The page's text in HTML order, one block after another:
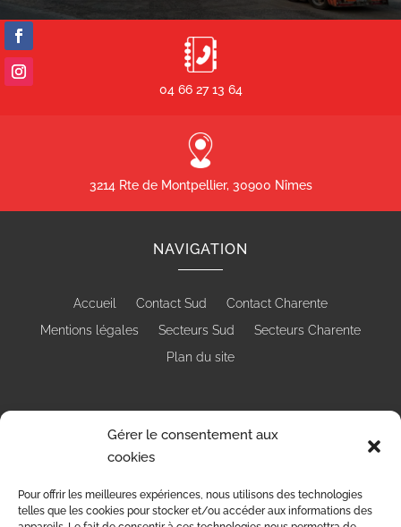
Gérer le consentement aux
cookies
Pour offrir les meilleures expériences, nous utilisons des technologies
telles que les cookies pour stocker et/ou accéder aux informations des
04 66 27 13 64
3214 Rte de Montpellier, 30900 Nîmes
NAVIGATION
Accueil Contact Sud
Contact Charente
Mentions légales
Secteurs Sud
Secteurs Charente
Plan du site
RÉALISATION